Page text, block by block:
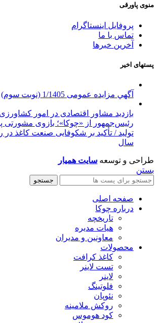
منوی پاورقی
پروفایل اینستاگرام
تماس با ما
آخرین خبرها
پستهای اخیر
آگهي مزایده عمومی 1/1405 (نوبت سوم)
بازدید مشاور اقتصادی در امور
رئیس‌جمهور از «چوکا»؛ بازوی مشورتی
تولید / تأکید بر شکوفایی صنعت کاغذ در
سال
طراحی و توسعه سایت همیار
بستن
جستجو
صفحه اصلی
درباره چوکا
تاریخچه
هیات مدیره
معاونین و مدیران
محصولات
کاغذ کرافت
تست لاینر
لاینر
فلوتینگ
نئوپان
روکش ملامینه
کود هوموس